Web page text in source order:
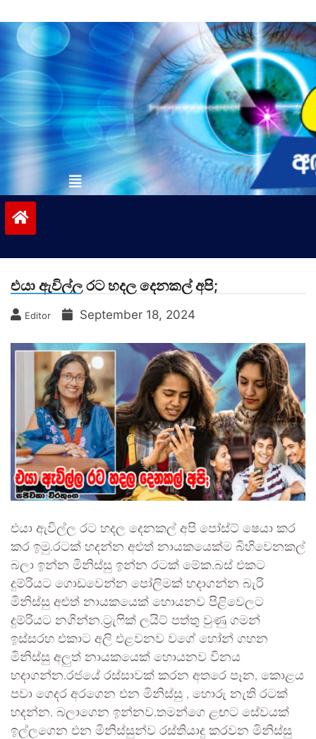
to
contentvinivida.lk
එයා ඇවිල්ල රට හදල දෙනකල් අපි;
Editor September 18, 2024
එයා ඇවිල්ල රට හදල දෙනකල් අපි පෝස්ට් ෂෙයා කර
කර ඉමු.රටක් හදන්න අළුත් නායකයෙක්ම බිහිවෙනකල්
බලා ඉන්න මිනිස්සු ඉන්න රටක් මේක.බස් එකට
දුම්රියට ගොඩවෙන්න පෝලිමක් හදාගන්න බැරි
මිනිස්සු අළුත් නායකයෙක් හොයනව පිළිවෙලට
දුම්රියට නගින්න.ට්‍රැෆික් ලයිට් පත්තු වුණු ගමන්
ඉස්සරහ එකාට අලි එළවනව වගේ හෝන් ගහන
මිනිස්සු අලුත් නායකයෙක් හොයනව විනය
හදාගන්න.රජයේ රස්සාවක් කරන අතරෙ පෑන, කොළය
පවා ගෙදර අරගෙන එන මිනිස්සු , හොරු නැති රටක්
හදන්න. බලාගෙන ඉන්නව.තමන්ගෙ ළඟට සේවයක්
ඉල්ලගෙන එන මිනිස්සුන්ව රස්තියාදු කරවන මිනිස්සු